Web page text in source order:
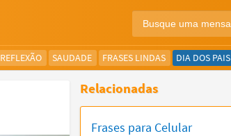
REFLEXÃO SAUDADE FRASES LINDAS DIA DOS PAIS
Relacionadas
Frases para Celular